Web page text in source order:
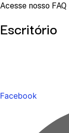
Acesse nosso FAQ
Escritório
Facebook